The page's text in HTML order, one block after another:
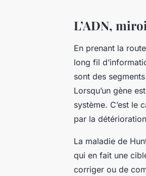
L’ADN,
En prenant la
long fil
sont des
Lorsqu’un gène
système. C’est le
par la
La maladie de
qui en fait une
corriger ou de